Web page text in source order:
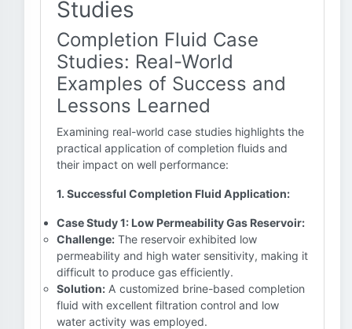
Studies
Completion Fluid Case
Studies: Real-World
Examples of Success and
Lessons Learned
Examining real-world case studies highlights the
practical application of completion fluids and
their impact on well performance:
1. Successful Completion Fluid Application:
Case Study 1: Low Permeability Gas Reservoir:
Challenge: The reservoir exhibited low
permeability and high water sensitivity, making it
difficult to produce gas efficiently.
Solution: A customized brine-based completion
fluid with excellent filtration control and low
water activity was employed.